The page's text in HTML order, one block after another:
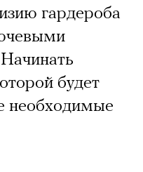
гардероба
будет
необходимые